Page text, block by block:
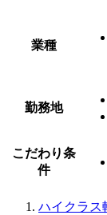
業種
勤務地
こだわり条
件
ハイクラス